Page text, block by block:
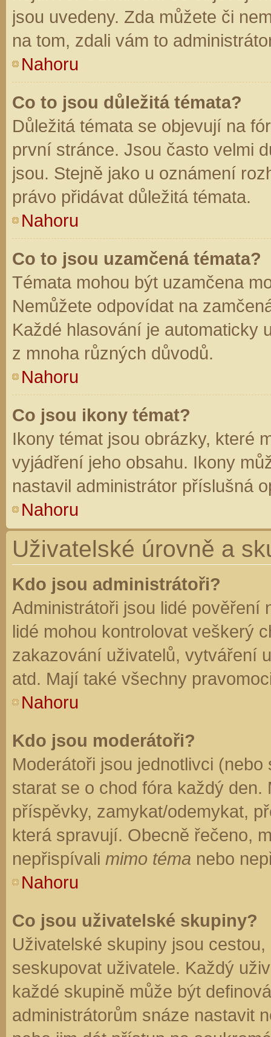
jsou uvedeny. Zda můžete či
na tom, zdali vám to
Nahoru
Co to jsou důležitá témata?
Důležitá témata se objevují na
první stránce. Jsou často velmi
jsou. Stejně jako u oznámení
právo přidávat důležitá témata.
Nahoru
Co to jsou uzamčená témata?
Témata mohou být uzamčena
Nemůžete odpovídat na
Každé hlasování je automaticky
z mnoha různých důvodů.
Nahoru
Co jsou ikony témat?
Ikony témat jsou obrázky, které
vyjádření jeho obsahu. Ikony
nastavil administrátor příslušná
Nahoru
Uživatelské úrovně a
Kdo jsou administrátoři?
Administrátoři jsou lidé pověření
lidé mohou kontrolovat veškerý
zakazování uživatelů, vytváření
atd. Mají také všechny
Nahoru
Kdo jsou moderátoři?
Moderátoři jsou jednotlivci
starat se o chod fóra každý
příspěvky, zamykat/odemykat,
která spravují. Obecně řečeno,
nepřispívali mimo téma nebo
Nahoru
Co jsou uživatelské skupiny?
Uživatelské skupiny jsou
seskupovat uživatele. Každý
každé skupině může být
administrátorům snáze nastavit